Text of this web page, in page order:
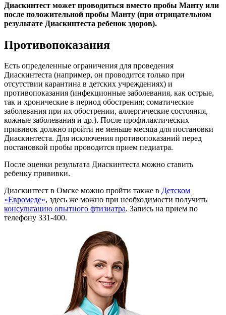
Диаскинтест может проводиться вместо пробы Манту или
после положительной пробы Манту (при отрицательном
результате Диаскинтеста ребенок здоров).
Противопоказания
Есть определенные ограничения для проведения
Диаскинтеста (например, он проводится только при
отсутствии карантина в детских учреждениях) и
противопоказания (инфекционные заболевания, как острые,
так и хронические в период обострения; соматические
заболевания при их обострении, аллергические состояния,
кожные заболевания и др.). После профилактических
прививок должно пройти не меньше месяца для постановки
Диаскинтеста. Для исключения противопоказаний перед
постановкой пробы проводится прием педиатра.
После оценки результата Диаскинтеста можно ставить
ребенку прививки.
Диаскинтест в Омске можно пройти также в Детском
«Евромеде», здесь же можно при необходимости получить
консультацию опытного фтизиатра. Запись на прием по
телефону 331-400.